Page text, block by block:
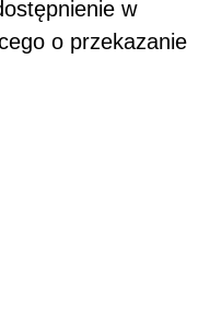
w
o przekazanie